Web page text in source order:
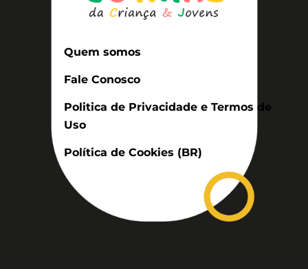
Quem somos
Fale Conosco
Politica de Privacidade e Termos de
Uso
Política de Cookies (BR)